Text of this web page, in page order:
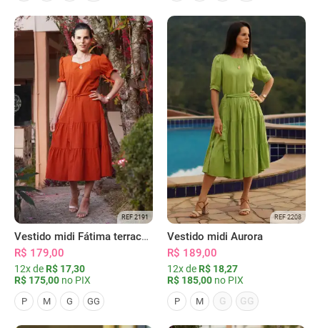
REF 2191
Vestido midi Fátima terracota
R$ 179,00
12x de R$ 17,30
R$ 175,00 no PIX
P M G GG
REF 2208
Vestido midi Aurora
R$ 189,00
12x de R$ 18,27
R$ 185,00 no PIX
P M G GG